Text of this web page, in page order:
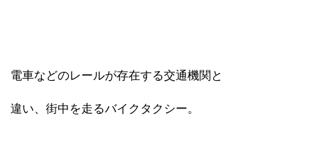
電車などのレールが存在する交通機関と
違い、街中を走るバイクタクシー。